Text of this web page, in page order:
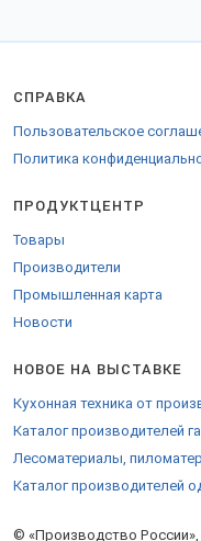
Станьте дилером или
Ростов-на-Дону и других.
Доставляем удобной
России, ТС и за границу.
бумаги.
© «Производство
СПРАВКА
Пользовательское
Политика
ПРОДУКТЦЕНТР
Товары
Производители
Промышленная карта
Новости
НОВОЕ НА ВЫСТАВКЕ
Кухонная техника от
Каталог производителей
Каталог производителей